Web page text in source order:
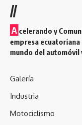
//
A celerando y
empresa ecuatoriana
mundo del
Galería
Industria
Motociclismo